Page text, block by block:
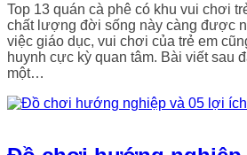
Top 13 quán cà phê có khu vui chơi
chất lượng đời sống này càng được
việc giáo dục, vui chơi của trẻ em
huynh cực kỳ quan tâm. Bài viết sau
một…